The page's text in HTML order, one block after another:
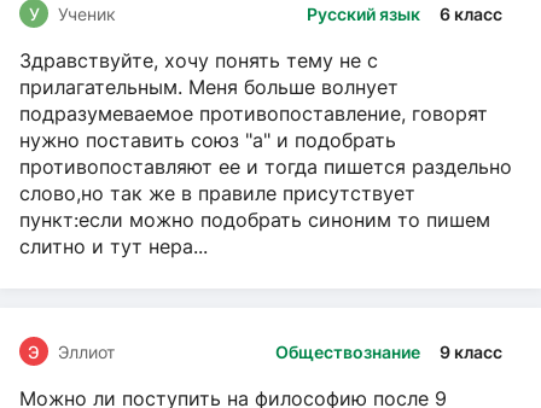
Русский язык 6 класс
У Ученик
Здравствуйте, хочу понять тему не с
прилагательным. Меня больше волнует
подразумеваемое противопоставление, говорят
нужно поставить союз "а" и подобрать
противопоставляют ее и тогда пишется раздельно
слово,но так же в правиле присутствует
пункт:если можно подобрать синоним то пишем
слитно и тут нера...
Обществознание 9 класс
Э Эллиот
Можно ли поступить на философию после 9